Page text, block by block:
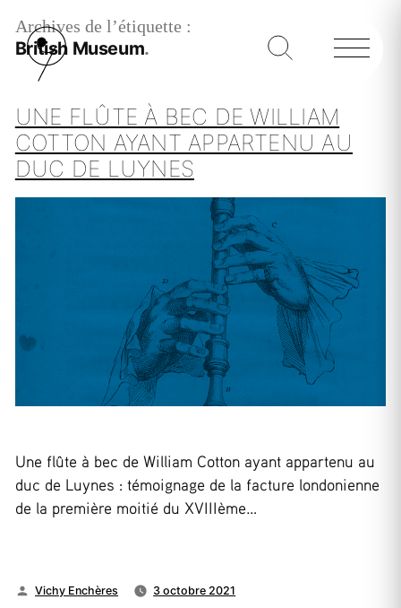
Archives de l’étiquette :
British Museum
UNE FLÛTE À BEC DE WILLIAM
COTTON AYANT APPARTENU AU
DUC DE LUYNES
Une flûte à bec de William Cotton ayant appartenu au
duc de Luynes : témoignage de la facture londonienne
de la première moitié du XVIIIème…
Publié
Vichy Enchères
3 octobre 2021